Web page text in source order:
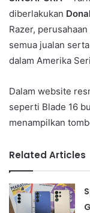
diberlakukan
Razer,
semua jualan
dalam Amerika
Dalam website
seperti Blade 16
menampilkan
Related Articles